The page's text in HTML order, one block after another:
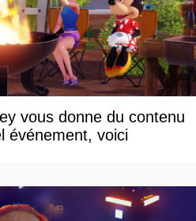
vous donne du contenu
événement, voici